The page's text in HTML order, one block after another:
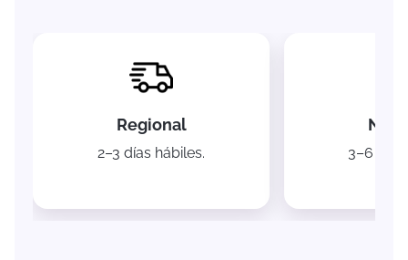
Regional
2–3 días hábiles. 3–6 días